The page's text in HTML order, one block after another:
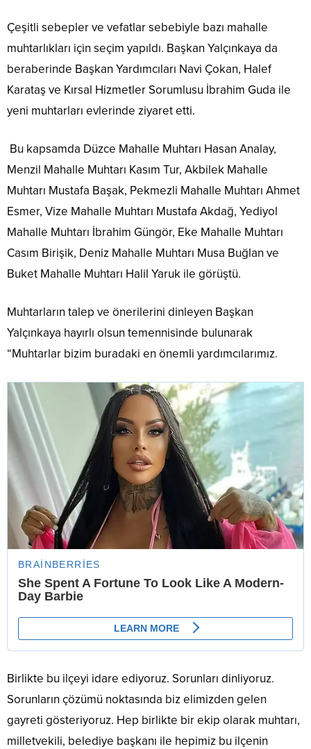
Çeşitli sebepler ve vefatlar sebebiyle bazı mahalle
muhtarlıkları için seçim yapıldı. Başkan Yalçınkaya da
beraberinde Başkan Yardımcıları Navi Çokan, Halef
Karataş ve Kırsal Hizmetler Sorumlusu İbrahim Guda ile
yeni muhtarları evlerinde ziyaret etti.
Bu kapsamda Düzce Mahalle Muhtarı Hasan Analay,
Menzil Mahalle Muhtarı Kasım Tur, Akbilek Mahalle
Muhtarı Mustafa Başak, Pekmezli Mahalle Muhtarı Ahmet
Esmer, Vize Mahalle Muhtarı Mustafa Akdağ, Yediyol
Mahalle Muhtarı İbrahim Güngör, Eke Mahalle Muhtarı
Casım Birişik, Deniz Mahalle Muhtarı Musa Buğlan ve
Buket Mahalle Muhtarı Halil Yaruk ile görüştü.
Muhtarların talep ve önerilerini dinleyen Başkan
Yalçınkaya hayırlı olsun temennisinde bulunarak
“Muhtarlar bizim buradaki en önemli yardımcılarımız.
Birlikte bu ilçeyi idare ediyoruz. Sorunları dinliyoruz.
Sorunların çözümü noktasında biz elimizden gelen
gayreti gösteriyoruz. Hep birlikte bir ekip olarak muhtarı,
milletvekili, belediye başkanı ile hepimiz bu ilçenin